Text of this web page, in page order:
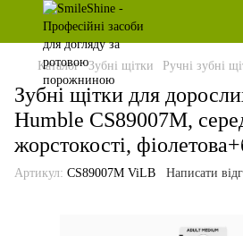
Каталог Зубні щітки Ручні зубні
Зубні щітки для
Humble CS89007M,
жорстокості,
Артикул: CS89007M ViLB Написати